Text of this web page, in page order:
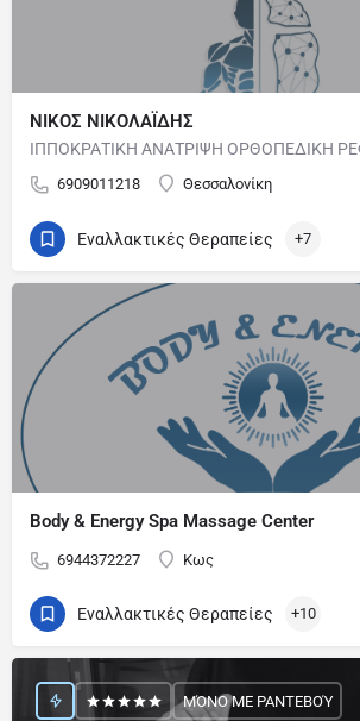
ΝΙΚΟΣ ΝΙΚΟΛΑΪΔΗΣ
6909011218 Θεσσαλονίκη
Εναλλακτικές Θεραπείες +7
Body & Energy Spa Massage Center
6944372227 Κως
Εναλλακτικές Θεραπείες +10
ΜΌΝΟ ΜΕ ΡΑΝΤΕΒΟΎ